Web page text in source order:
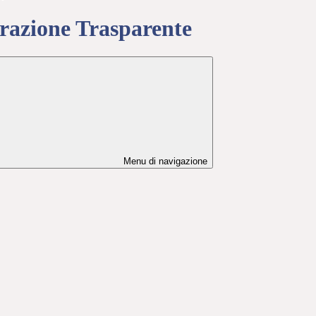
Trasparente
Menu di navigazione